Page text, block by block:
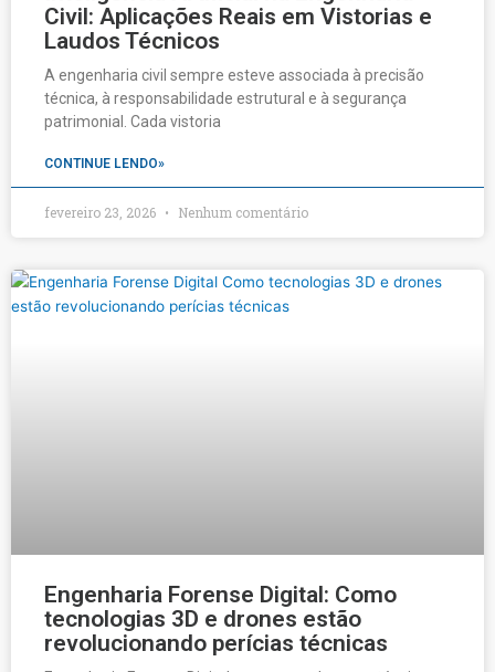
Civil: Aplicações Reais em Vistorias e
Laudos Técnicos
A engenharia civil sempre esteve associada à precisão
técnica, à responsabilidade estrutural e à segurança
patrimonial. Cada vistoria
CONTINUE LENDO»
fevereiro 23, 2026 Nenhum comentário
Engenharia Forense Digital: Como
tecnologias 3D e drones estão
revolucionando perícias técnicas